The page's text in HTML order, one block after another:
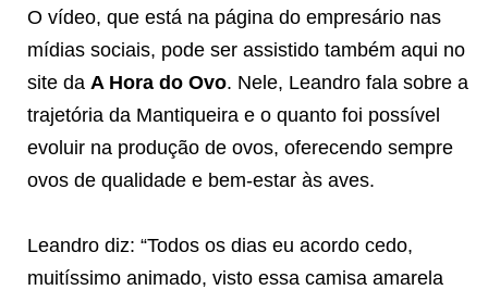
O vídeo, que está na página do empresário nas
mídias sociais, pode ser assistido também aqui no
site da A Hora do Ovo. Nele, Leandro fala sobre a
trajetória da Mantiqueira e o quanto foi possível
evoluir na produção de ovos, oferecendo sempre
ovos de qualidade e bem-estar às aves.
Leandro diz: “Todos os dias eu acordo cedo,
muitíssimo animado, visto essa camisa amarela